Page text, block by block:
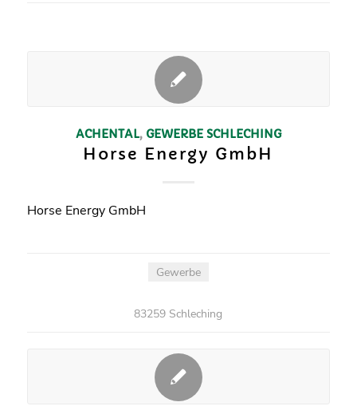
ACHENTAL, GEWERBE SCHLECHING
Horse Energy GmbH
Horse Energy GmbH
Gewerbe
83259 Schleching